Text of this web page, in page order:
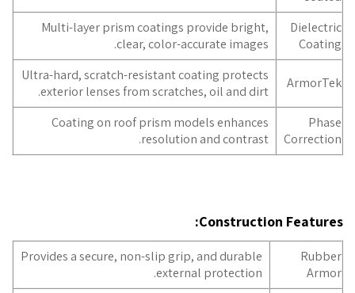
Dielectric
Coating
Multi-layer prism coatings provide bright,
clear, color-accurate images.
ArmorTek
Ultra-hard, scratch-resistant coating protects
exterior lenses from scratches, oil and dirt.
Phase
Correction
Coating on roof prism models enhances
resolution and contrast.
Construction Features:
Rubber
Armor
Provides a secure, non-slip grip, and durable
external protection.